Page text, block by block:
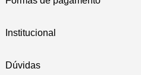
Institucional
Dúvidas